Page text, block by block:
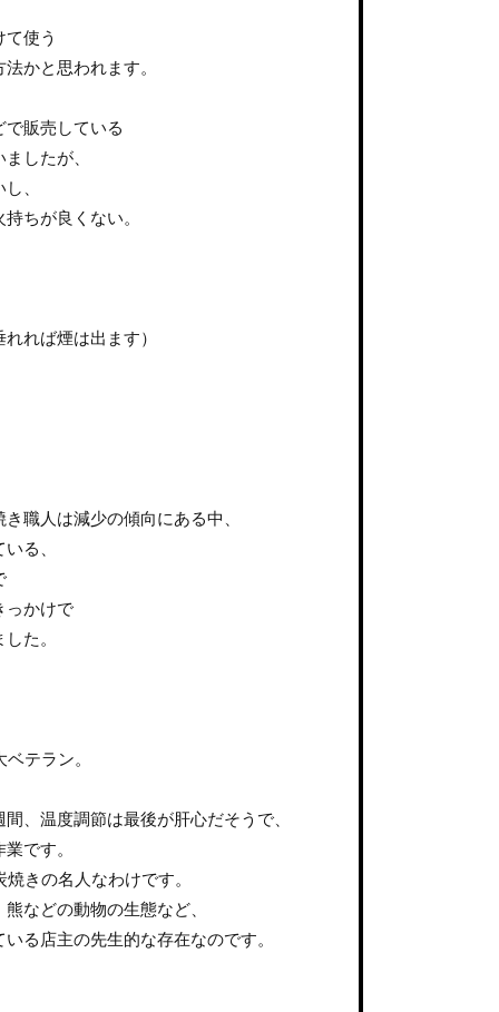
使う
かと思われます。
で販売している
したが、
、
ちが良くない。
れば煙は出ます）
職人は減少の傾向にある中、
る、
っかけで
た。
テラン。
、温度調節は最後が肝心だそうで、
です。
きの名人なわけです。
などの動物の生態など、
る店主の先生的な存在なのです。